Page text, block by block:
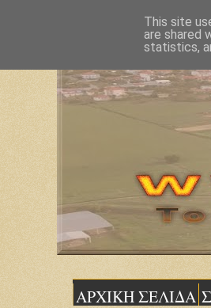
ΑΡΧΙΚΗ ΣΕΛΙΔΑ
This site
are shared
statistics,